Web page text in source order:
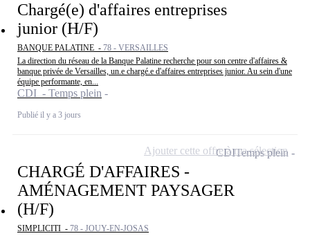
Chargé(e) d'affaires entreprises
junior (H/F)
BANQUE PALATINE - 78 - VERSAILLES
La direction du réseau de la Banque Palatine recherche pour son centre d'affaires &
banque privée de Versailles, un.e chargé.e d'affaires entreprises junior. Au sein d'une
équipe performante, en...
CDI - Temps plein
Publié il y a 3 jours
CHARGÉ D'AFFAIRES -
AMÉNAGEMENT PAYSAGER
(H/F)
SIMPLICITI - 78 - JOUY-EN-JOSAS
CDITemps plein
Ajouter cette offre à ma sélection